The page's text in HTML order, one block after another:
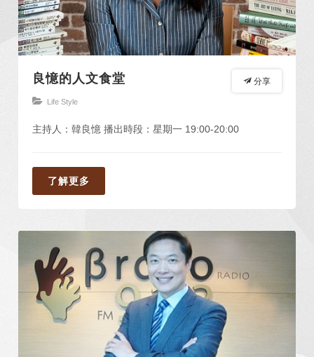
分享
良憶的人文食堂
Life Style
主持人：韓良憶 播出時段：星期一 19:00-20:00
了解更多